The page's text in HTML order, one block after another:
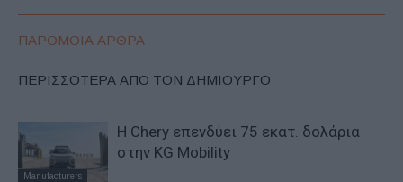
ΠΑΡΟΜΟΙΑ ΑΡΘΡΑ
ΠΕΡΙΣΣΟΤΕΡΑ ΑΠΟ ΤΟΝ ΔΗΜΙΟΥΡΓΟ
Manufacturers
Η Chery επενδύει 75 εκατ. δολάρια
στην KG Mobility